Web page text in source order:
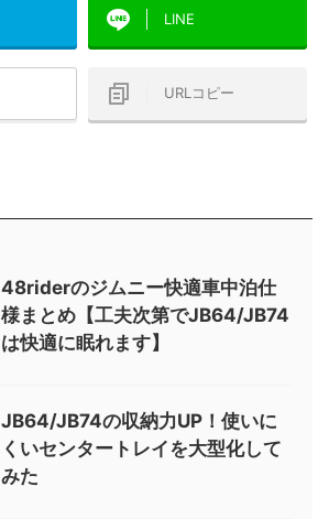
LINE
URLコピー
48riderのジムニー快適車中泊仕
様まとめ【工夫次第でJB64/JB74
は快適に眠れます】
JB64/JB74の収納力UP！使いに
くいセンタートレイを大型化して
みた